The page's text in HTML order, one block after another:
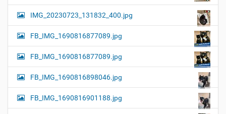
IMG_20230723_131832_400.jpg
FB_IMG_1690816877089.jpg
FB_IMG_1690816877089.jpg
FB_IMG_1690816898046.jpg
FB_IMG_1690816901188.jpg